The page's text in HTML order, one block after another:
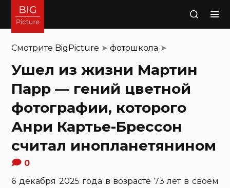
Поиск
Смотрите BigPicture ➤фотошкола ➤
Ушел из жизни Мартин
Парр — гений цветной
фотографии, которого
Анри Картье-Брессон
считал инопланетянином
0
6 декабря 2025 года в возрасте 73 лет в своем